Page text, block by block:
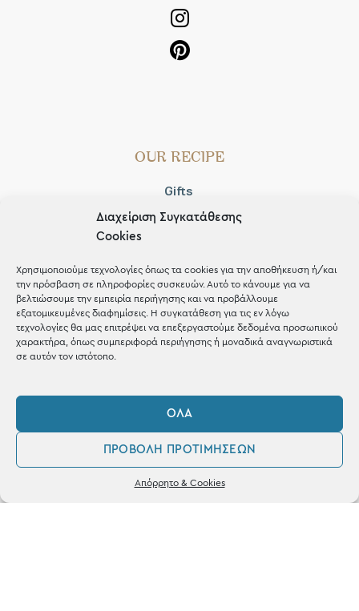
Διαχείριση Συγκατάθεσης
Cookies
Χρησιμοποιούμε τεχνολογίες όπως τα cookies για την αποθήκευση ή/και
την πρόσβαση σε πληροφορίες συσκευών. Αυτό το κάνουμε για να
βελτιώσουμε την εμπειρία περιήγησης και να προβάλλουμε
εξατομικευμένες διαφημίσεις. Η συγκατάθεση για τις εν λόγω
τεχνολογίες θα μας επιτρέψει να επεξεργαστούμε δεδομένα προσωπικού
χαρακτήρα, όπως συμπεριφορά περιήγησης ή μοναδικά αναγνωριστικά
σε αυτόν τον ιστότοπο.
ΌΛΑ
ΠΡΟΒΟΛΉ ΠΡΟΤΙΜΉΣΕΩΝ
Απόρρητο & Cookies
OUR RECIPE
Gifts
Μέχρι 30€
Shop the look
Σταθά 17, 38221 Βόλος
2421 217300
Δευ / Τετ / Σαβ: 09:00 - 15:00
Φίλτρα
0